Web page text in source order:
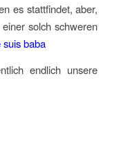
es stattfindet, aber,
solch schweren
suis baba
endlich unsere